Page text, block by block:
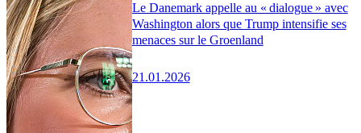
Le Danemark appelle au « dialogue » avec
Washington alors que Trump intensifie ses
menaces sur le Groenland
21.01.2026